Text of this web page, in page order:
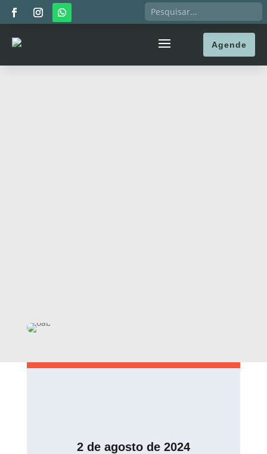
Agende
2 de agosto de 2024